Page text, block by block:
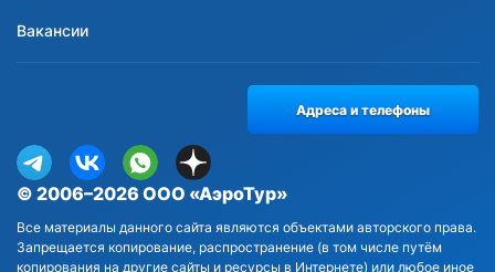
Вакансии
© 2006–2026 ООО «АэроТур»
Все материалы данного сайта являются объектами авторского права.
Запрещается копирование, распространение (в том числе путём
копирования на другие сайты и ресурсы в Интернете) или любое иное
Адреса и телефоны